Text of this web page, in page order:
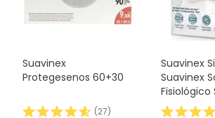
Suavinex
Protegesenos 60+30
(27)
Suavinex
Suavinex
Fisiológico
2m 1 peça